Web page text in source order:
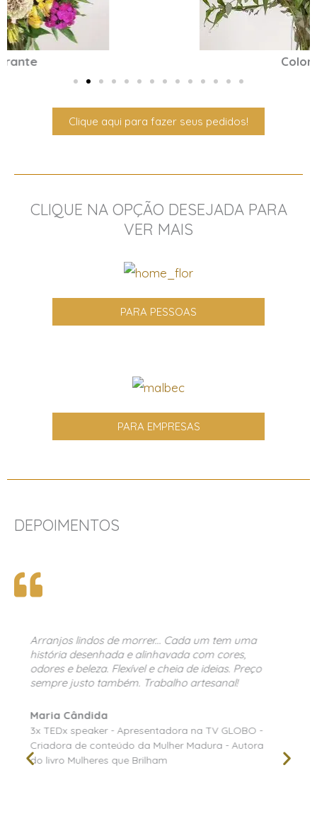
Clique aqui para fazer seus pedidos!
CLIQUE NA OPÇÃO DESEJADA PARA
VER MAIS
PARA PESSOAS
PARA EMPRESAS
DEPOIMENTOS
A decoradora e florista Alessandra Lima é uma
das profissionais mais criativas e de bom gosto
que conheço! Sempre que tenho que realizar
projetos complexos e especiais contrato os
maravilhosa a cada trabalho. Parabéns
Alessandra pelo trabalho impecável que você
desenvolve. Abraços